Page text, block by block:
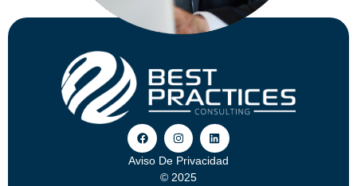
Aviso De Privacidad
© 2025